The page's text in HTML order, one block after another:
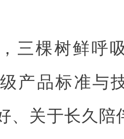
三棵树鲜呼
产品标准
、关于长久陪